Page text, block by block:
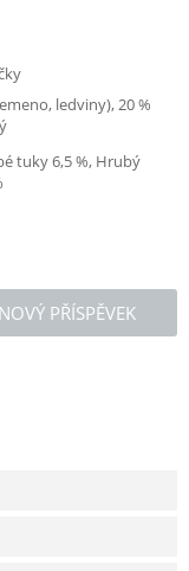
ledviny), 20 %
tuky 6,5 %, Hrubý
NOVÝ PŘÍSPĚVEK